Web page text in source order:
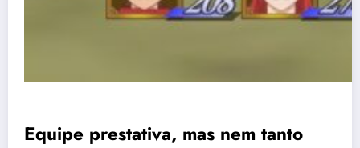
Equipe prestativa, mas nem tanto